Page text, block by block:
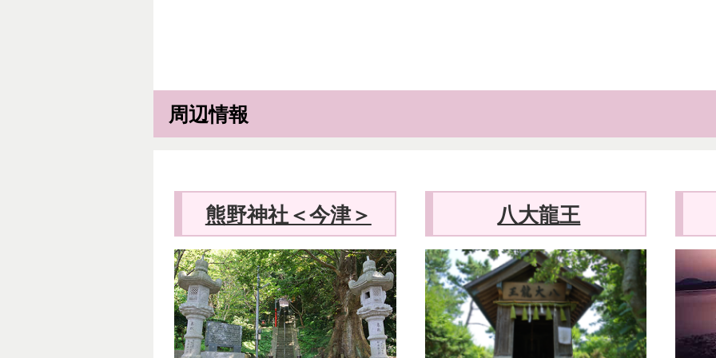
周辺情報
熊野神社＜今津＞ 八大龍王